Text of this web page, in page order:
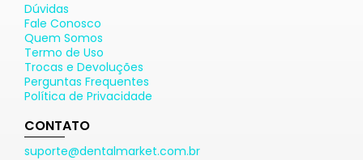
Dúvidas
Fale Conosco
Quem Somos
Termo de Uso
Trocas e Devoluções
Perguntas Frequentes
Política de Privacidade
CONTATO
suporte@dentalmarket.com.br